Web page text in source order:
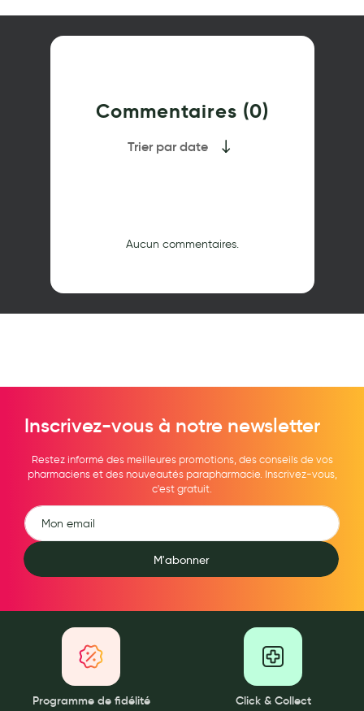
Commentaires (0)
Trier par date
Aucun commentaires.
Inscrivez-vous à notre newsletter
Restez informé des meilleures promotions, des conseils de vos
pharmaciens et des nouveautés parapharmacie. Inscrivez-vous,
c'est gratuit.
M'abonner
Programme de fidélité Click & Collect